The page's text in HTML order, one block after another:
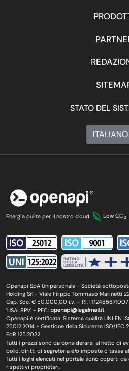
STATO DEL
ITALIANO
Energia pulita per il nostro cloud Low CO2
Openapi SpA Unipersonale - Società
Holding Srl - Viale Filippo Tommaso Marinetti
Cap. Soc. € 50.000,00 i.v. – P.I. IT12485671007
'USAL8PV' - PEC:
Openapi è certificata: Sistema qualità UNI EN
25012:2014 - Gestione della Sicurezza ISO/IEC
PdR 125:2022
Tutti i prezzi sono da considerarsi al netto di
bollo, diritti di segreteria e/o imposte o tasse
Tutti i loghi elencati nel portale sono coperti
rispettivi proprietari.